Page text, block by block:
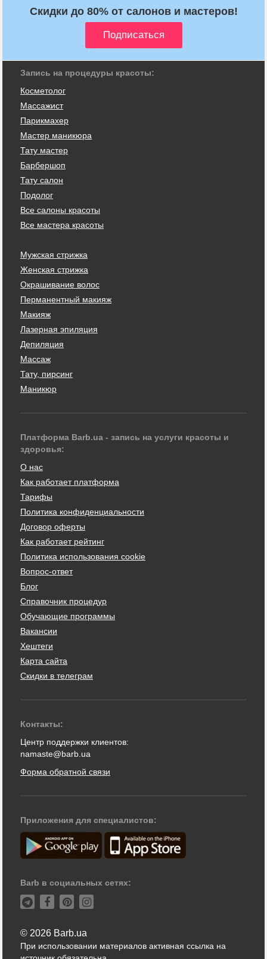
Скидки до 80% от салонов и мастеров!
Запись на процедуры красоты:
Косметолог
Массажист
Парикмахер
Мастер маникюра
Тату мастер
Барбершоп
Тату салон
Подолог
Все салоны красоты
Все мастера красоты
Мужская стрижка
Женская стрижка
Окрашивание волос
Перманентный макияж
Макияж
Лазерная эпиляция
Депиляция
Массаж
Тату, пирсинг
Маникюр
Платформа Barb.ua - запись на услуги красоты и
здоровья:
О нас
Как работает платформа
Тарифы
Политика конфиденциальности
Договор оферты
Как работает рейтинг
Политика использования cookie
Вопрос-ответ
Блог
Справочник процедур
Обучающие программы
Вакансии
Хештеги
Карта сайта
Скидки в телеграм
Контакты:
Центр поддержки клиентов:
namaste@barb.ua
Форма обратной связи
Приложения для специалистов:
Barb в социальных сетях:
© 2026 Barb.ua
При использовании материалов активная ссылка на